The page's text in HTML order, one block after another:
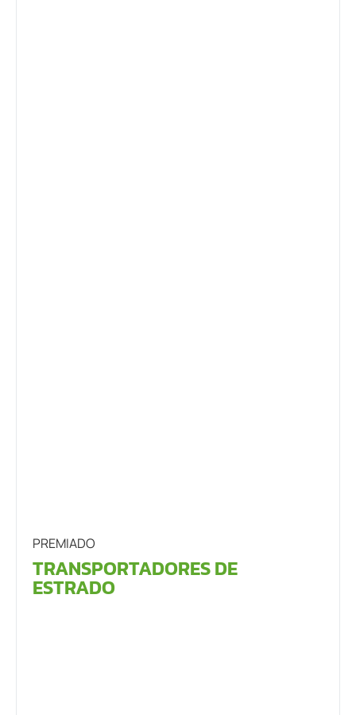
PREMIADO
TRANSPORTADORES DE
ESTRADO